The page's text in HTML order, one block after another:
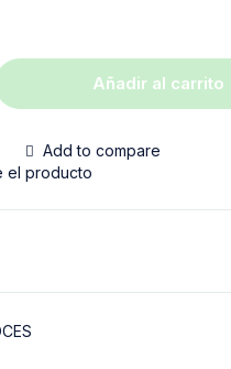
Añadir al carrito
Add to compare
el producto